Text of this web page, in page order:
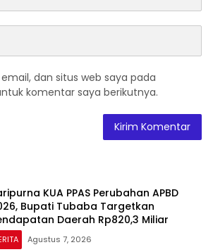
dan situs web saya pada
komentar saya berikutnya.
KUA PPAS Perubahan APBD
Bupati Tubaba Targetkan
Daerah Rp820,3 Miliar
Agustus 7, 2026